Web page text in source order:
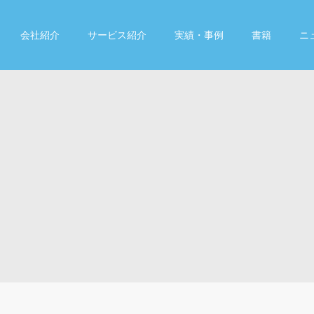
会社紹介 サービス紹介 実績・事例 書籍 ニ